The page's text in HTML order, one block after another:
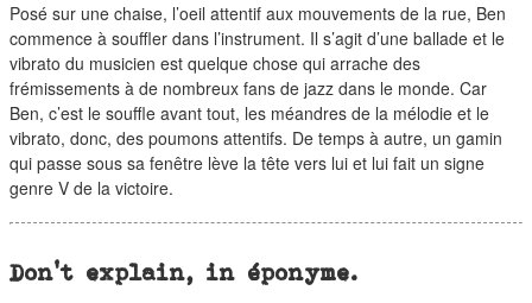
Posé sur une chaise, l’oeil attentif aux mouvements de la rue, Ben
commence à souffler dans l’instrument. Il s’agit d’une ballade et le
vibrato du musicien est quelque chose qui arrache des
frémissements à de nombreux fans de jazz dans le monde. Car
Ben, c’est le souffle avant tout, les méandres de la mélodie et le
vibrato, donc, des poumons attentifs. De temps à autre, un gamin
qui passe sous sa fenêtre lève la tête vers lui et lui fait un signe
genre V de la victoire.
Don’t explain, in éponyme.